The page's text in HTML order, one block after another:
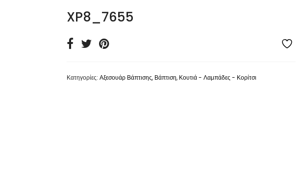
XP8_7655
Κατηγορίες: Αξεσουάρ Βάπτισης, Βάπτιση, Κουτιά - Λαμπάδες - Κορίτσι